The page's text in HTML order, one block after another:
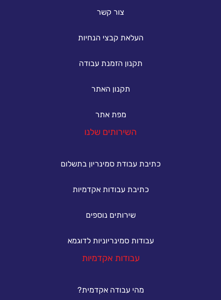
צור קשר
העלאת קבצי הנחיות
תקנון הזמנת עבודה
תקנון האתר
מפת אתר
השירותים שלנו
כתיבת עבודת סמינריון בתשלום
כתיבת עבודות אקדמיות
שירותים נוספים
עבודות סמינריוניות לדוגמא
עבודות אקדמיות
מהי עבודה אקדמית?